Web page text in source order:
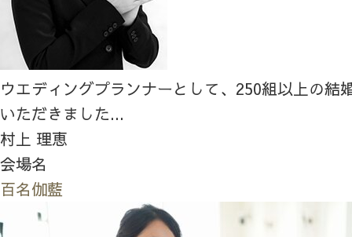
ウエディングプランナーとして、250組以上の結
いただきました...
村上 理恵
会場名
百名伽藍